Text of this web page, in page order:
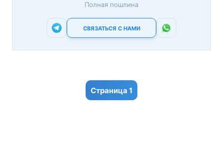
Полная пошлина
СВЯЗАТЬСЯ С НАМИ
1